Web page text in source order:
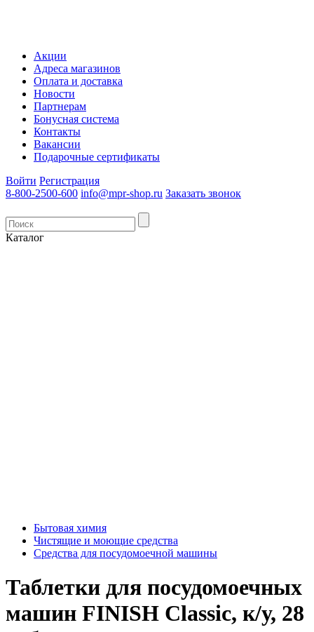
Акции
Адреса магазинов
Оплата и доставка
Новости
Партнерам
Бонусная система
Контакты
Вакансии
Подарочные сертификаты
Войти Регистрация
8-800-2500-600 info@mpr-shop.ru Заказать звонок
Каталог
Бытовая химия
Чистящие и моющие средства
Средства для посудомоечной машины
Таблетки для посудомоечных
машин FINISH Classic, к/у, 28